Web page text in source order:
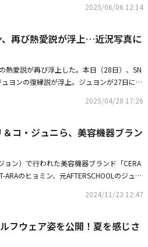
似している空間で撮った写真をSNSにアッ
ンサートを観覧し、会場の写真を投稿する
で疑惑が浮上。疑惑が浮上すると事務所
れている部分を正したい」とし「G-DRAG
YouTubeのウェブバラエティ『DEXとサナ
た。その後、4月22日にコールドプレイの
する過程で、TWICEがスペシャルゲストと
況写真に注目集まる・G-DRAGON、TWICE
Corporation 公式コメント全文】Galax
DRAGONとジュヨンの熱愛説は事実では
2025/06/06 12:14
、再び熱愛説が浮上…近況写真に
熱愛説が再び浮上した。本日（28日）、SN
ヨンの復縁説が浮上。ジュヨンが27日に自
ァに座ってカメラを見つめていた。これに
輪をしていると主張した。G-DRAGONとジ
も復縁説が浮上。当時両者は「親しい同僚
と一緒に撮った映像をSNSに投稿し
り、同じレストランで撮ったと思われる写
。しかし、これに対しても両者は沈黙を貫
Corporationとジュヨンの所属事務所BILLI
AFTERSCHOOL ジュヨン、またも熱愛説
・熱愛説浮上G-DRAGON＆元AFTERSCH
2025/04/28 17:26
＆コ・ジュニら、美容機器ブラン
ン）で行われた美容機器ブランド「CERA
のヒョミン、元AFTERSCHOOLのジュヨ
キャスティング変更へ・少女時代 ユリ、新
2024/11/23 12:47
フウェア姿を公開！夏を感じさ